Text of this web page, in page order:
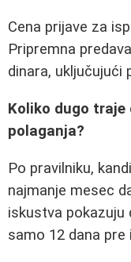
Cena prijave za
Pripremna
dinara, uključujući
Koliko dugo traje
polaganja?
Po pravilniku,
najmanje mesec
iskustva pokazuju
samo 12 dana pre